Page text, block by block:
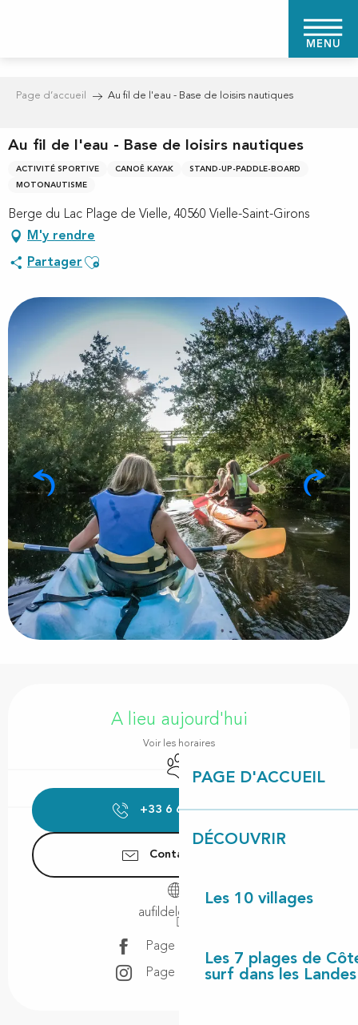
MENU
PAGE D'ACCUEIL
DÉCOUVRIR
Les 10 villages
Les 7 plages de
surf dans les Landes
Page d’accueil Au fil de l'eau - Base de loisirs nautiques
Au fil de l'eau - Base de loisirs nautiques
ACTIVITÉ SPORTIVE CANOË KAYAK
STAND-UP-PADDLE-BOARD
MOTONAUTISME
Berge du Lac Plage de Vielle, 40560 Vielle-Saint-Girons
M'y rendre
Partager Ajouter aux favoris
A lieu aujourd'hui
Voir les horaires
Animaux acceptés
+33 6 62 69 88▒▒
Contactez-nous
aufildeleau40.fr
Page Facebook
Page Instagram